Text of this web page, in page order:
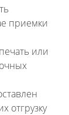
приемки
или
отгрузку